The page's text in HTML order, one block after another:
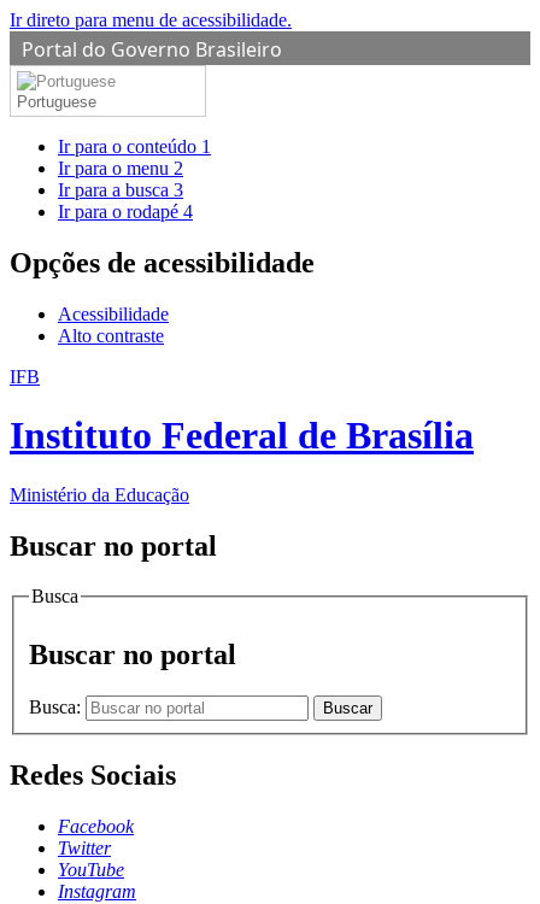
Ir direto para menu de acessibilidade.
Portal do Governo Brasileiro
Portuguese
Ir para o conteúdo 1
Ir para o menu 2
Ir para a busca 3
Ir para o rodapé 4
Opções de acessibilidade
Acessibilidade
Alto contraste
IFB
Instituto Federal de Brasília
Ministério da Educação
Buscar no portal
Busca
Buscar no portal
Busca: Buscar
Redes Sociais
Facebook
Twitter
YouTube
Instagram